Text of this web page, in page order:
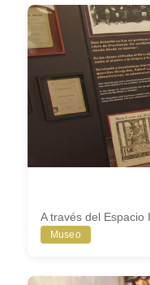
A través del Espacio
Museo